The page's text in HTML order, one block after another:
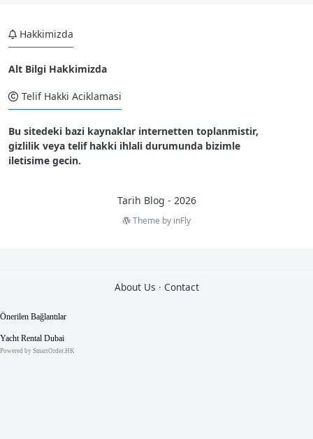
Hakkimizda
Alt Bilgi Hakkimizda
Telif Hakki Aciklamasi
Bu sitedeki bazi kaynaklar internetten toplanmistir,
gizlilik veya telif hakki ihlali durumunda bizimle
iletisime gecin.
Tarih Blog - 2026
Theme by inFly
m
m
u
About Us · Contact